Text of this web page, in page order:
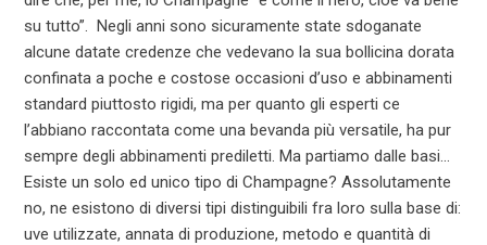
su tutto”. Negli anni sono sicuramente state sdoganate
alcune datate credenze che vedevano la sua bollicina dorata
confinata a poche e costose occasioni d’uso e abbinamenti
standard piuttosto rigidi, ma per quanto gli esperti ce
l’abbiano raccontata come una bevanda più versatile, ha pur
sempre degli abbinamenti prediletti. Ma partiamo dalle basi...
Esiste un solo ed unico tipo di Champagne? Assolutamente
no, ne esistono di diversi tipi distinguibili fra loro sulla base di:
uve utilizzate, annata di produzione, metodo e quantità di